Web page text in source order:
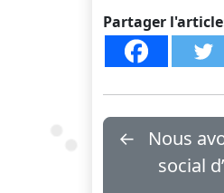
Partager
←
Nous
social